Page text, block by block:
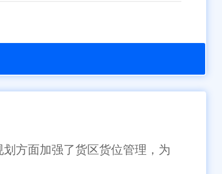
方面加强了货区货位管理，为